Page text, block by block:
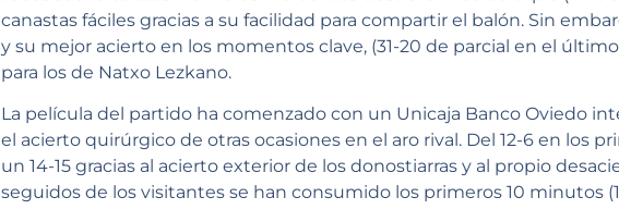
canastas fáciles gracias a su facilidad para compartir el balón. Sin
y su mejor acierto en los momentos clave, (31-20 de parcial en el
para los de Natxo Lezkano.
La película del partido ha comenzado con un Unicaja Banco Oviedo
el acierto quirúrgico de otras ocasiones en el aro rival. Del 12-6 en los
un 14-15 gracias al acierto exterior de los donostiarras y al propio
seguidos de los visitantes se han consumido los primeros 10 minutos